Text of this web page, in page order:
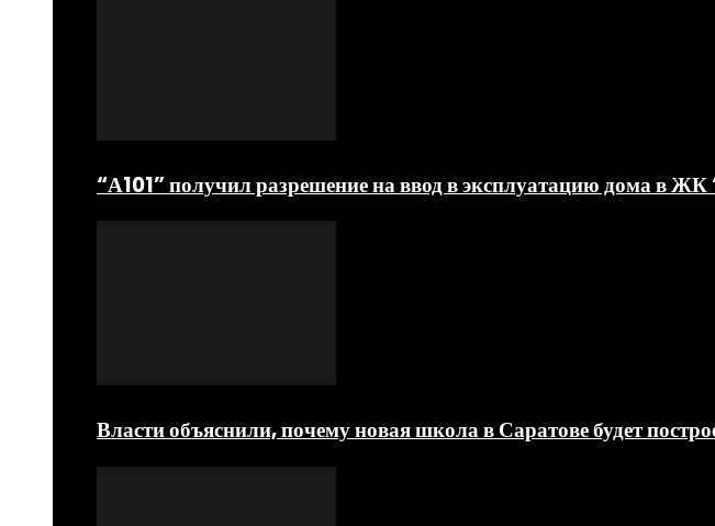
“А101” получил разрешение на ввод в эксплуатацию дома в
Власти объяснили, почему новая школа в Саратове будет